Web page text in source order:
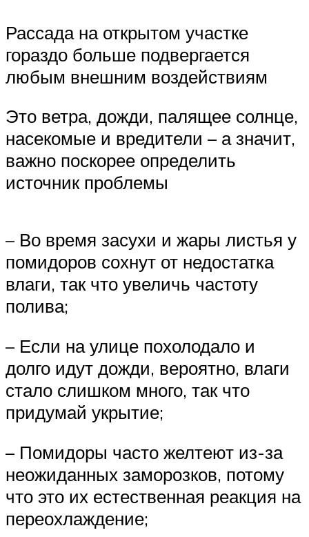
Рассада на открытом участке
гораздо больше подвергается
любым внешним воздействиям
Это ветра, дожди, палящее солнце,
насекомые и вредители – а значит,
важно поскорее определить
источник проблемы
– Во время засухи и жары листья у
помидоров сохнут от недостатка
влаги, так что увеличь частоту
полива;
– Если на улице похолодало и
долго идут дожди, вероятно, влаги
стало слишком много, так что
придумай укрытие;
– Помидоры часто желтеют из-за
неожиданных заморозков, потому
что это их естественная реакция на
переохлаждение;